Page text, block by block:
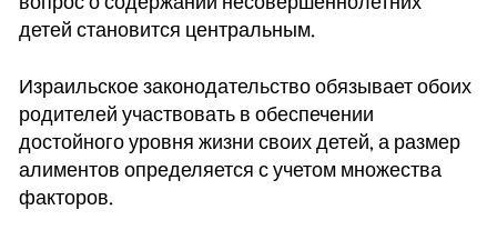
детей становится центральным.
Израильское законодательство обязывает обоих
родителей участвовать в обеспечении
достойного уровня жизни своих детей, а размер
алиментов определяется с учетом множества
факторов.